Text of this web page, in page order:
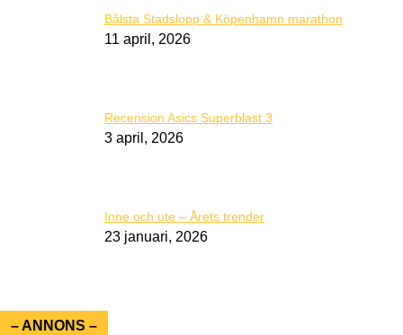
Bålsta Stadslopp & Köpenhamn marathon
11 april, 2026
Recension Asics Superblast 3
3 april, 2026
Inne och ute – Årets trender
23 januari, 2026
– ANNONS –